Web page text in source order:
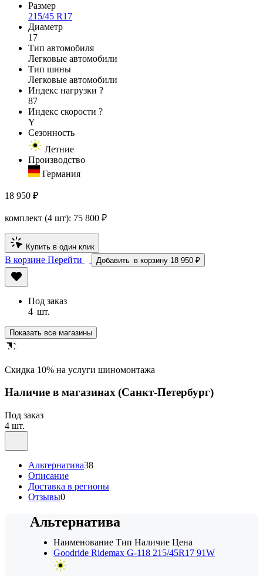
Размер
215/45 R17
Диаметр
17
Тип автомобиля
Легковые автомобили
Тип шины
Легковые автомобили
Индекс нагрузки ?
87
Индекс скорости ?
Y
Сезонность
Летние
Производство
Германия
18 950 ₽
комплект (4 шт): 75 800 ₽
Купить в один клик
В корзине Перейти Добавить в корзину 18 950 ₽
Под заказ
4 шт.
Показать все магазины
Cкидка 10% на услуги шиномонтажа
Наличие в магазинах(Санкт-Петербург)
Под заказ
4 шт.
Альтернатива38
Описание
Доставка в регионы
Отзывы0
Альтернатива
Наименование Тип Наличие Цена
Goodride Ridemax G-118 215/45R17 91W